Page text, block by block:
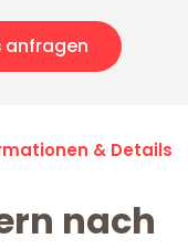
anfragen
& Details
nach